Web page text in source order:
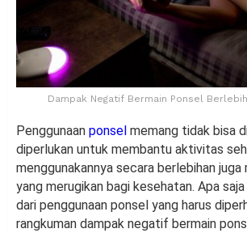
Dampak Negatif Bermain Ponsel
Penggunaan ponsel memang tidak bisa
diperlukan untuk membantu aktivitas
menggunakannya secara berlebihan
yang merugikan bagi kesehatan. Apa
dari penggunaan ponsel yang harus
rangkuman dampak negatif bermain